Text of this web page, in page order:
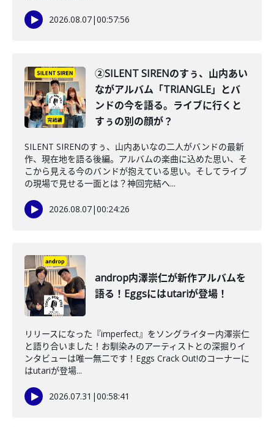
2026.08.07|00:57:56
②SILENT SIRENのすぅ、山内あい
ながアルバム「TRIANGLE」とバ
ンドの今を語る。ライブに行くと
すぅの別の顔が？
SILENT SIRENのすぅ、山内あいなの二人がバンドの最新
作、現在地を語る後編。アルバムの楽曲に込めた思い、そ
こから見える今のバンドが抱えている思い。そしてライブ
の現場で見せる一面とは？神回完結へ...
2026.08.07|00:24:26
androp内澤崇仁が新作アルバムを
語る！Eggsにはutariが登場！
リリースになった『imperfect』をソングライター内澤崇仁
と語り合いました！お馴染みのアーティストとの深掘りイ
ンタビューは唯一無二です！Eggs Crack Out!のコーナーに
はutariが登場...
2026.07.31 |00:58:41